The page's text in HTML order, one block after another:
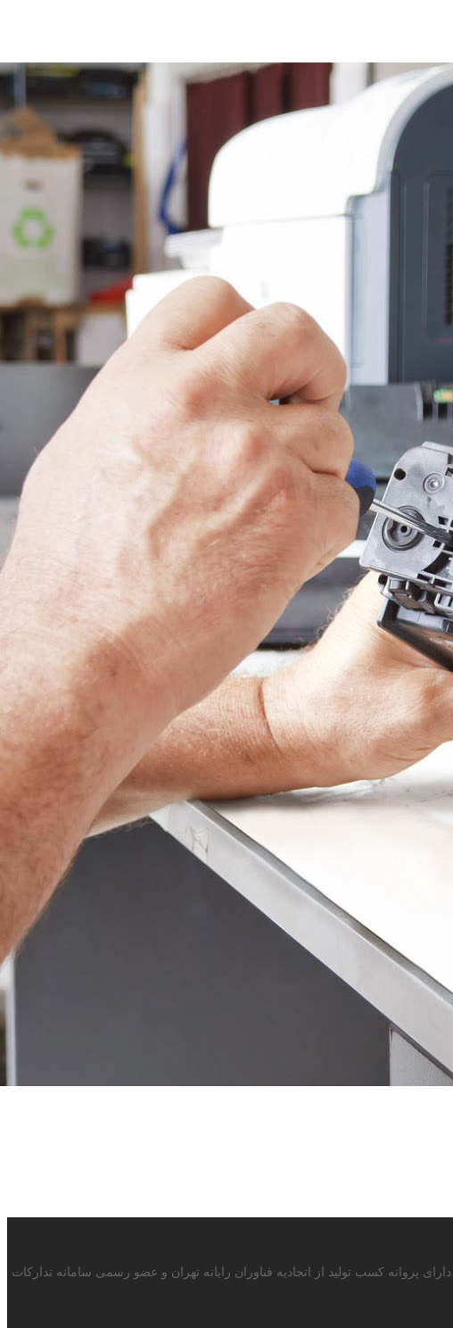
ثبت 430543 با بیش از 15سال سابقه در صنف ماشینهای اداری دارای پروانه کسب تولید از اتحادیه فناوران رایانه تهران و عضو رسمی سامانه تدارکات